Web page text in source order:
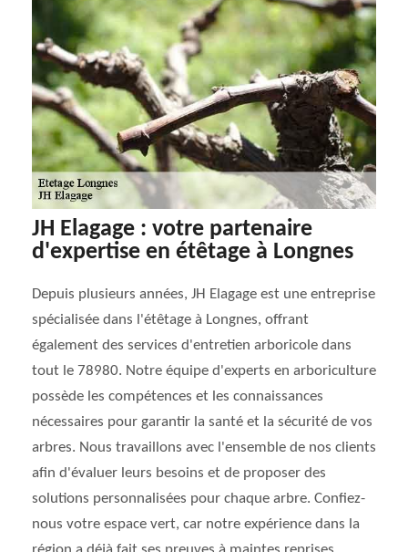
JH Elagage : votre partenaire
d'expertise en étêtage à Longnes
Depuis plusieurs années, JH Elagage est une entreprise
spécialisée dans l'étêtage à Longnes, offrant
également des services d'entretien arboricole dans
tout le 78980. Notre équipe d'experts en arboriculture
possède les compétences et les connaissances
nécessaires pour garantir la santé et la sécurité de vos
arbres. Nous travaillons avec l'ensemble de nos clients
afin d'évaluer leurs besoins et de proposer des
solutions personnalisées pour chaque arbre. Confiez-
nous votre espace vert, car notre expérience dans la